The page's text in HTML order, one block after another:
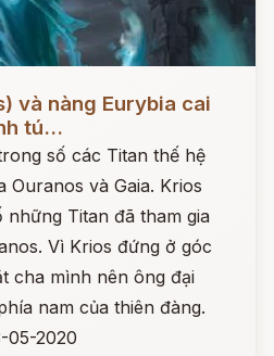
và nàng Eurybia cai
tú...
số các Titan thế hệ
Ouranos và Gaia. Krios
Titan đã tham gia
Vì Krios đứng ở góc
cha mình nên ông đại
nam của thiên đàng.
05-2020